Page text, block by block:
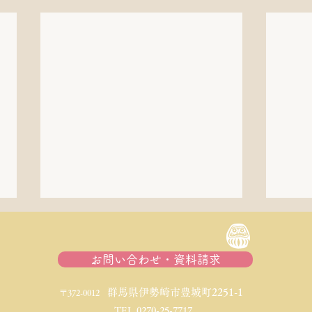
お問い合わせ・資料請求
〒372-0012 ​群馬県伊勢崎市豊城町2251-1